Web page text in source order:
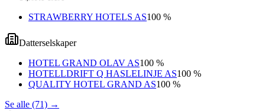
STRAWBERRY HOTELS AS100 %
Datterselskaper
HOTEL GRAND OLAV AS100 %
HOTELLDRIFT Q HASLELINJE AS100 %
QUALITY HOTEL GRAND AS100 %
Se alle (71) →